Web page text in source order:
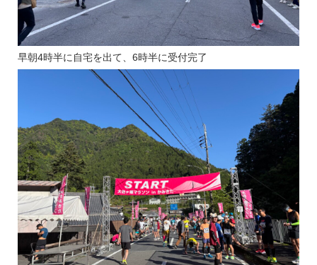
早朝4時半に自宅を出て、6時半に受付完了